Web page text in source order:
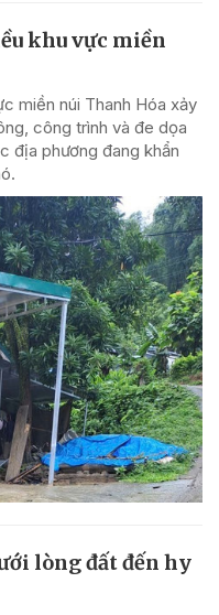
khu vực miền
miền núi Thanh Hóa xảy
công trình và đe dọa
địa phương đang khẩn
lòng đất đến hy